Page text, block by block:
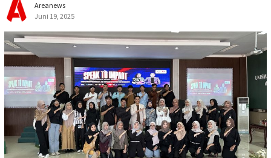
Areanews
Juni 19, 2025